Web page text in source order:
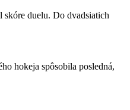
skóre duelu. Do dvadsiatich
hokeja spôsobila posledná,